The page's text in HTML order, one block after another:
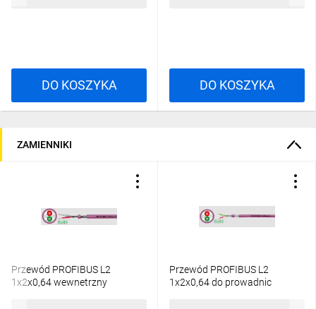
DO KOSZYKA DO KOSZYKA
ZAMIENNIKI
Przewód PROFIBUS L2
1x2x0,64 wewnetrzny
Przewód PROFIBUS L2
1x2x0,64 do prowadnic